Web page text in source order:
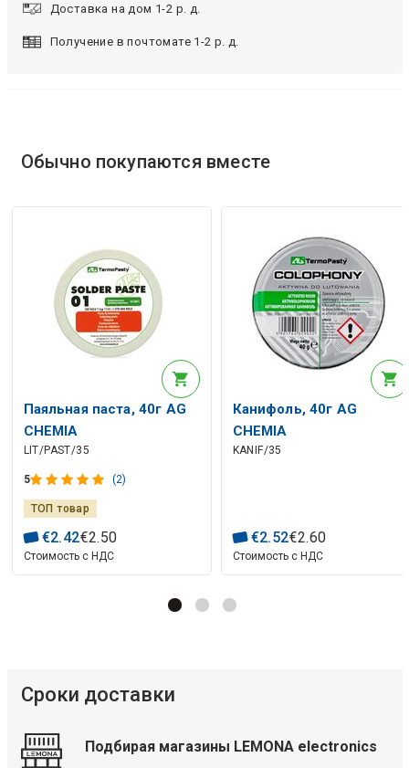
Доставка на дом 1-2 р. д.
Получение в почтомате 1-2 р. д.
Обычно покупаются вместе
Паяльная паста, 40г AG
CHEMIA
LIT/PAST/35
5 (2)
ТОП товар
€2.42€2.50
Стоимость с НДС
Канифоль, 40г AG
CHEMIA
KANIF/35
€2.52€2.60
Стоимость с НДС
Сроки доставки
Подбирая магазины LEMONA electronics